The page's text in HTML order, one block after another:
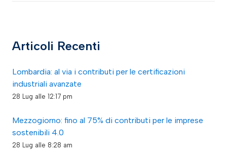
Articoli Recenti
Lombardia: al via i contributi per le certificazioni
industriali avanzate
28 Lug alle 12:17 pm
Mezzogiorno: fino al 75% di contributi per le imprese
sostenibili 4.0
28 Lug alle 8:28 am